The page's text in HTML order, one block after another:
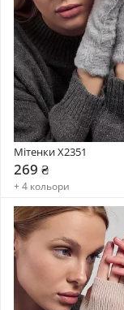
Мітенки X2351
269 ₴
+ 4 кольори